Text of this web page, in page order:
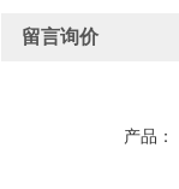
留言询价
产品：